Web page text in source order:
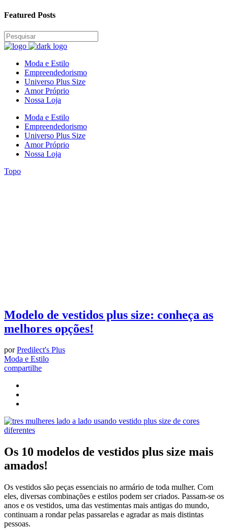
Featured Posts
Moda e Estilo
Empreendedorismo
Universo Plus Size
Amor Próprio
Nossa Loja
Moda e Estilo
Empreendedorismo
Universo Plus Size
Amor Próprio
Nossa Loja
Topo
Modelo de vestidos plus size: conheça as
melhores opções!
porPredilect's Plus
Moda e Estilo
compartilhe
Os 10 modelos de vestidos plus size mais
amados!
Os vestidos são peças essenciais no armário de toda mulher. Com
eles, diversas combinações e estilos podem ser criados. Passam-se os
anos e os vestidos, uma das vestimentas mais antigas do mundo,
continuam a rondar pelas passarelas e agradar as mais distintas
pessoas.